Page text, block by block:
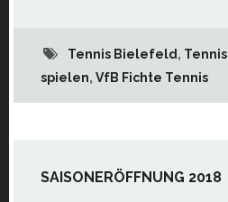
Tennis Bielefeld , Tennis
spielen, VfB Fichte Tennis
SAISONERÖFFNUNG 2018